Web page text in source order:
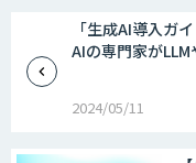
「生成AI導入ガ
AIの専門家が
2024/05/11